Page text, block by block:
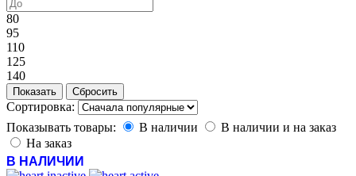
80
95
110
125
140
Сортировка:
Показывать товары:
В наличии
В наличии и на заказ
На заказ
В НАЛИЧИИ